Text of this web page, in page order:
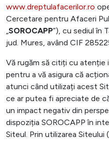
www.dreptulafacerilor.ro
Cercetare pentru Afaceri
„SOROCAPP”), cu sediul în
jud. Mures, având CIF
Vă rugăm să citiți cu atenție
pentru a vă asigura că
atunci când utilizați acest
ce ar putea fi apreciate de
un impact negativ din
dispoziția SOROCAPP în
Siteul. Prin utilizarea Siteului